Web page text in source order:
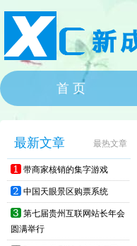
首 页
最新文章 最热文章
1 带商家核销的集字游戏
2 中国天眼景区购票系统
3 第七届贵州互联网站长年会
圆满举行